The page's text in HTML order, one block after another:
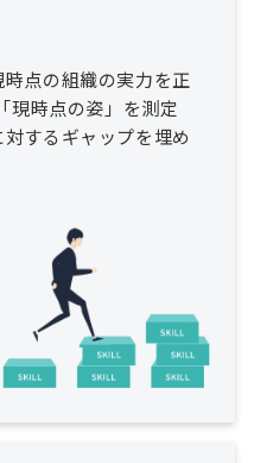
点の組織の実力を正
現時点の姿」を測定
するギャップを埋め